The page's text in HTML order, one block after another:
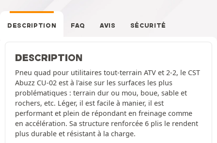
DESCRIPTION FAQ AVIS SÉCURITÉ
DESCRIPTION
Pneu quad pour utilitaires tout-terrain ATV et 2-2, le CST
Abuzz CU-02 est à l'aise sur les surfaces les plus
problématiques : terrain dur ou mou, boue, sable et
rochers, etc. Léger, il est facile à manier, il est
performant et plein de répondant en freinage comme
en accélération. Sa structure renforcée 6 plis le rendent
plus durable et résistant à la charge.